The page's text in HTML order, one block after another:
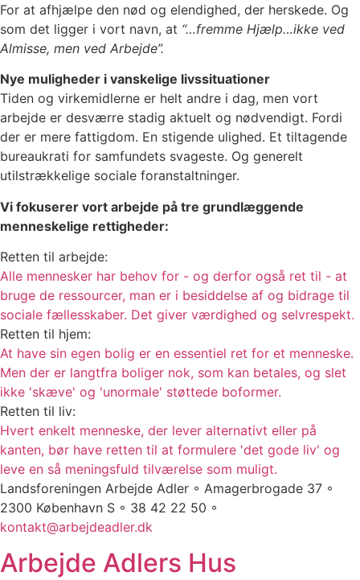
For at afhjælpe den nød og elendighed, der herskede. Og
som det ligger i vort navn, at “…fremme Hjælp…ikke ved
Almisse, men ved Arbejde”.
Nye muligheder i vanskelige livssituationer
Tiden og virkemidlerne er helt andre i dag, men vort
arbejde er desværre stadig aktuelt og nødvendigt. Fordi
der er mere fattigdom. En stigende ulighed. Et tiltagende
bureaukrati for samfundets svageste. Og generelt
utilstrækkelige sociale foranstaltninger.
Vi fokuserer vort arbejde på tre grundlæggende
menneskelige rettigheder:
Retten til arbejde:
Alle mennesker har behov for - og derfor også ret til - at
bruge de ressourcer, man er i besiddelse af og bidrage til
sociale fællesskaber. Det giver værdighed og selvrespekt.
Retten til hjem:
At have sin egen bolig er en essentiel ret for et menneske.
Men der er langtfra boliger nok, som kan betales, og slet
ikke 'skæve' og 'unormale' støttede boformer.
Retten til liv:
Hvert enkelt menneske, der lever alternativt eller på
kanten, bør have retten til at formulere 'det gode liv' og
leve en så meningsfuld tilværelse som muligt.
Landsforeningen Arbejde Adler ◦ Amagerbrogade 37 ◦
2300 København S ◦ 38 42 22 50 ◦
kontakt@arbejdeadler.dk
Arbejde Adlers Hus